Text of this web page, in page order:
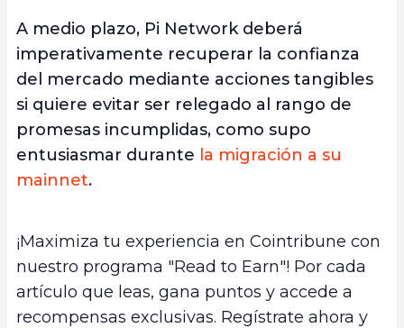
A medio plazo, Pi Network deberá
imperativamente recuperar la confianza
del mercado mediante acciones tangibles
si quiere evitar ser relegado al rango de
promesas incumplidas, como supo
entusiasmar durante la migración a su
mainnet.
¡Maximiza tu experiencia en Cointribune con
nuestro programa "Read to Earn"! Por cada
artículo que leas, gana puntos y accede a
recompensas exclusivas. Regístrate ahora y